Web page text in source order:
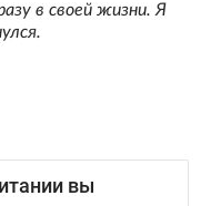
в своей жизни. Я